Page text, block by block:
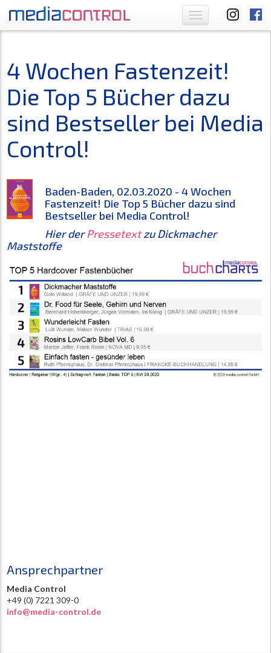
Toggle
navigation
4 Wochen Fastenzeit!
Die Top 5 Bücher dazu
sind Bestseller bei Media
Control!
Baden-Baden, 02.03.2020 - 4 Wochen
Fastenzeit! Die Top 5 Bücher dazu sind
Bestseller bei Media Control!
Hier derPressetextzu Dickmacher
Maststoffe
Ansprechpartner
Media Control
+49 (0) 7221 309-0
info@media-control.de